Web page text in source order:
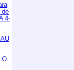
de
4-
O